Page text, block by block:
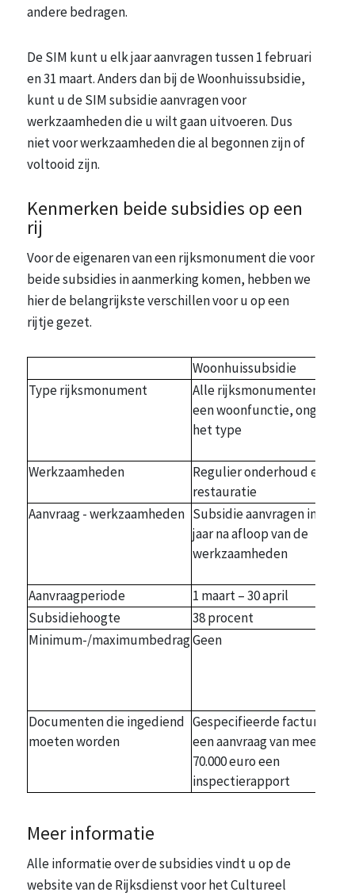
andere bedragen.
De SIM kunt u elk jaar aanvragen tussen 1 februari
en 31 maart. Anders dan bij de Woonhuissubsidie,
kunt u de SIM subsidie aanvragen voor
werkzaamheden die u wilt gaan uitvoeren. Dus
niet voor werkzaamheden die al begonnen zijn of
voltooid zijn.
Kenmerken beide subsidies op een
rij
Voor de eigenaren van een rijksmonument die voor
beide subsidies in aanmerking komen, hebben we
hier de belangrijkste verschillen voor u op een
rijtje gezet.
Woonhuissubsidie
Type rijksmonument
Alle rijksmonumenten met
een woonfunctie, ongeacht
het type
Werkzaamheden
Regulier onderhoud en
restauratie
Aanvraag - werkzaamheden Subsidie aanvragen in het
jaar na afloop van de
werkzaamheden
Aanvraagperiode
1 maart – 30 april
Subsidiehoogte
38 procent
Minimum-/maximumbedragGeen
Documenten die ingediend
moeten worden
Gespecifieerde facturen. Bij
een aanvraag van meer dan
70.000 euro een
inspectierapport
Meer informatie
Alle informatie over de subsidies vindt u op de
website van de Rijksdienst voor het Cultureel